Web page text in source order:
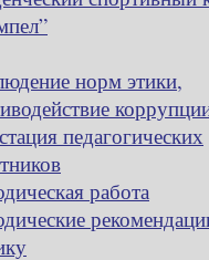
норм этики,
педагогических
работа